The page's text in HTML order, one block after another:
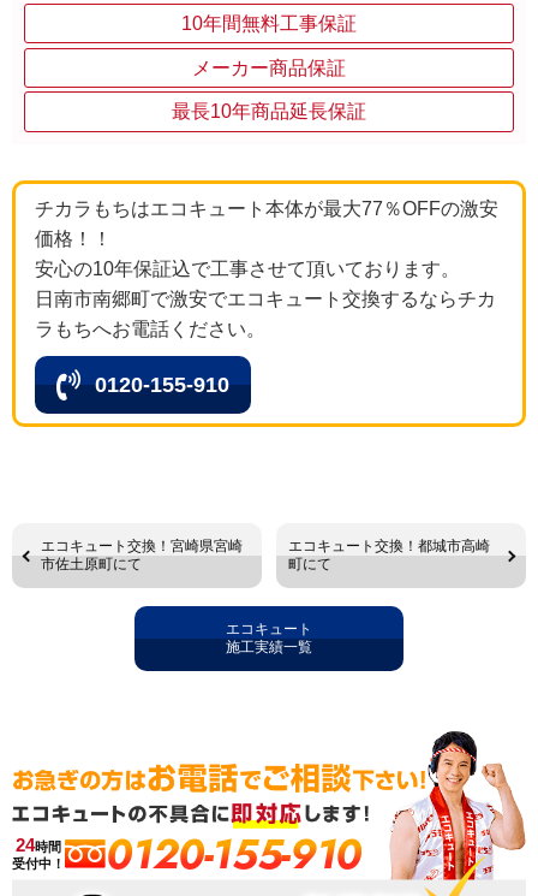
10年間無料工事保証
メーカー商品保証
最長10年商品延長保証
チカラもちはエコキュート本体が最大77％OFFの激安
価格！！
安心の10年保証込で工事させて頂いております。
日南市南郷町で激安でエコキュート交換するならチカ
ラもちへお電話ください。
0120-155-910
エコキュート交換！宮崎県宮崎
市佐土原町にて
エコキュート交換！都城市高崎
町にて
エコキュート
施工実績一覧
24時間
受付中！
0120-155-910